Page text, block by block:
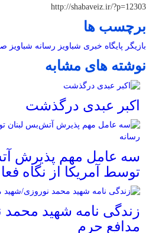
http://shabaveiz.ir/?p=12303
برچسب ها
بازیگر پایگاه خبری شباویز رسانه شباویز
نوشته های مشابه
اکبر عبدی درگذشت
سه عامل مهم پذیرش
توسط آمریکا از نگاه
زندگی نامه شهید محمد
مدافع حرم